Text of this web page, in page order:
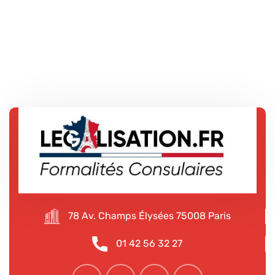
78 Av. Champs Élysées 75008 Paris
01 42 56 32 27